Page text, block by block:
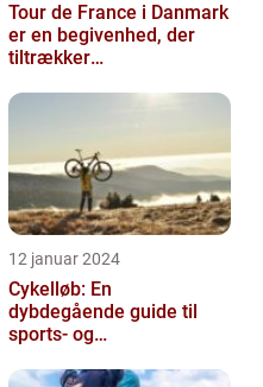
Tour de France i Danmark
er en begivenhed, der
tiltrækker
sportsfans fra hele ve...
12 januar 2024
Cykelløb: En
dybdegående guide til
sports- og